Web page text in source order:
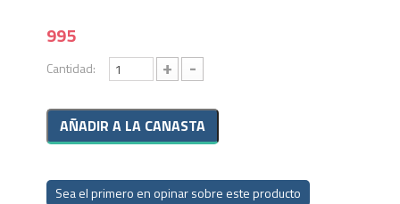
995
Cantidad: + -
Sea el primero en opinar sobre este producto